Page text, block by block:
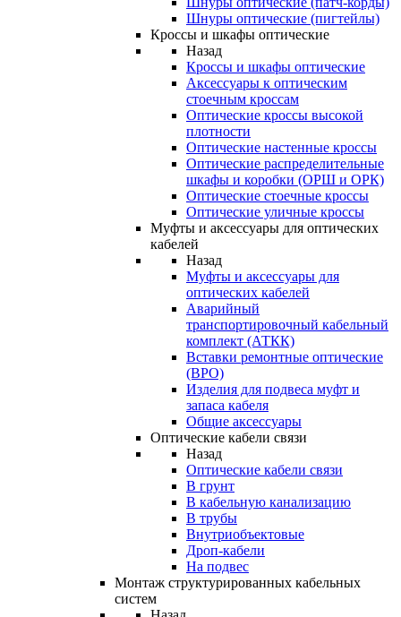
Шнуры оптические (пигтейлы)
Кроссы и шкафы оптические
Назад
Кроссы и шкафы оптические
Аксессуары к оптическим
стоечным кроссам
Оптические кроссы высокой
плотности
Оптические настенные кроссы
Оптические распределительные
шкафы и коробки (ОРШ и ОРК)
Оптические стоечные кроссы
Оптические уличные кроссы
Муфты и аксессуары для оптических
кабелей
Назад
Муфты и аксессуары для
оптических кабелей
Аварийный
транспортировочный кабельный
комплект (АТКК)
Вставки ремонтные оптические
(ВРО)
Изделия для подвеса муфт и
запаса кабеля
Общие аксессуары
Оптические кабели связи
Назад
Оптические кабели связи
В грунт
В кабельную канализацию
В трубы
Внутриобъектовые
Дроп-кабели
На подвес
Монтаж структурированных кабельных
систем